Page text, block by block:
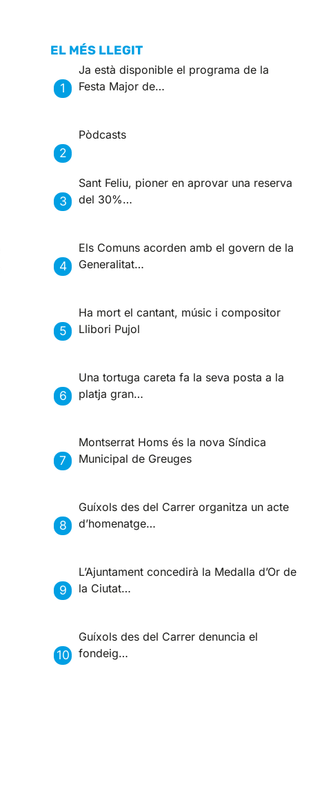
EL MÉS LLEGIT
Ja està disponible el programa de la
Festa Major de…
Pòdcasts
Sant Feliu, pioner en aprovar una reserva
del 30%…
Els Comuns acorden amb el govern de la
Generalitat…
Ha mort el cantant, músic i compositor
Llibori Pujol
Una tortuga careta fa la seva posta a la
platja gran…
Montserrat Homs és la nova Síndica
Municipal de Greuges
Guíxols des del Carrer organitza un acte
d’homenatge…
L’Ajuntament concedirà la Medalla d’Or de
la Ciutat…
Guíxols des del Carrer denuncia el
fondeig…